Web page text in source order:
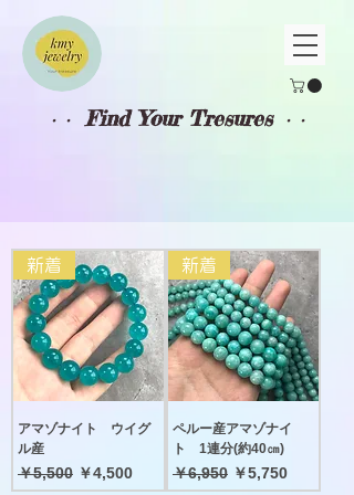
・・ Find Your Tresures ・・
新着
アマゾナイト ウイグ
ル産
通常価格
￥5,500 セール価格
￥4,500
新着
ペルー産アマゾナイ
ト 1連分(約40㎝)
通常価格
￥6,950 セール価格
￥5,750